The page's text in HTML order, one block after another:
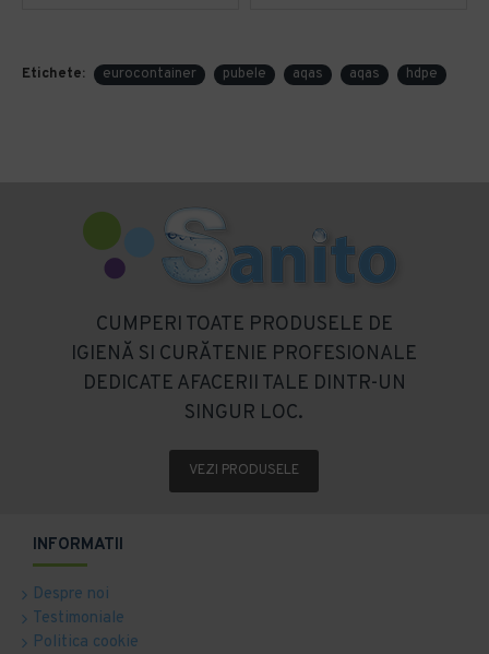
Etichete: eurocontainer pubele aqas aqas hdpe
CUMPERI TOATE PRODUSELE DE
IGIENĂ SI CURĂTENIE PROFESIONALE
DEDICATE AFACERII TALE DINTR-UN
SINGUR LOC.
VEZI PRODUSELE
INFORMATII
Despre noi
Testimoniale
Politica cookie